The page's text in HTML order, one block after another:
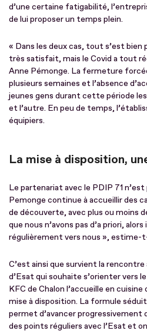
d’une certaine fatigabilité,
de lui proposer un temps plein.
« Dans les deux cas, tout s’est
très satisfait, mais le Covid a tout
Anne Pémonge. La fermeture
plusieurs semaines et l’absence
jeunes gens durant cette période
et l’autre. En peu de temps,
équipiers.
La mise à disposition,
Le partenariat avec le PDIP 71 n’est
Pemonge continue à accueillir des
de découverte, avec plus ou moins
que nous n’avons pas d’a priori,
régulièrement vers nous », estime-
C’est ainsi que survient la
d’Esat qui souhaite s’orienter vers
KFC de Chalon l’accueille en
mise à disposition. La formule séduit
permet d’avancer progressivement
des points réguliers avec l’Esat et